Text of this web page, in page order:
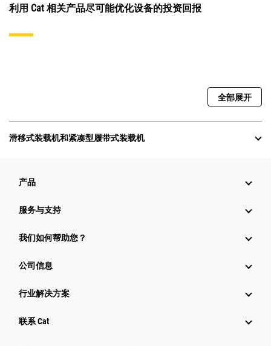
利用 Cat 相关产品尽可能优化设备的投资回报
全部展开
滑移式装载机和紧凑型履带式装载机
产品
服务与支持
我们如何帮助您？
公司信息
行业解决方案
行业
联系 Cat